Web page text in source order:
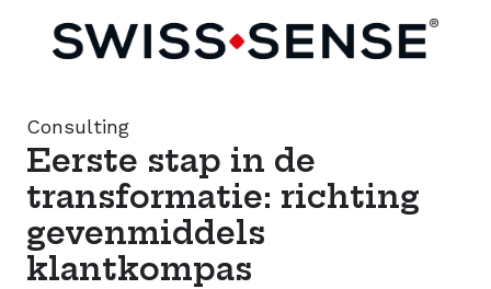
Consulting
Eerste stap in de
transformatie: richting
gevenmiddels
klantkompas